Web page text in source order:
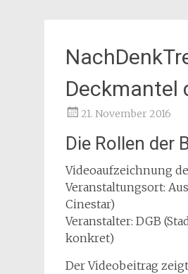
Deckmantel
21. November 2016
Die Rollen der
Videoaufzeichnung
Veranstaltungsort:
Cinestar)
Veranstalter: DGB
konkret)
Der Videobeitrag